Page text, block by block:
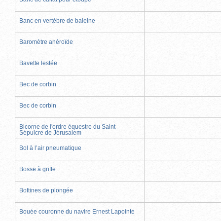
Banc en vertèbre de baleine
Baromètre anéroïde
Bavette lestée
Bec de corbin
Bec de corbin
Bicorne de l'ordre équestre du Saint-
Sépulcre de Jérusalem
Bol à l’air pneumatique
Bosse à griffe
Bottines de plongée
Bouée couronne du navire Ernest Lapointe